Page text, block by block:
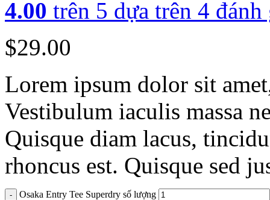
4.00 trên 5 dựa trên 4 đánh
$29.00
Lorem ipsum dolor sit
Vestibulum iaculis massa
Quisque diam lacus,
rhoncus est. Quisque sed
Osaka Entry Tee Superdry số lượng